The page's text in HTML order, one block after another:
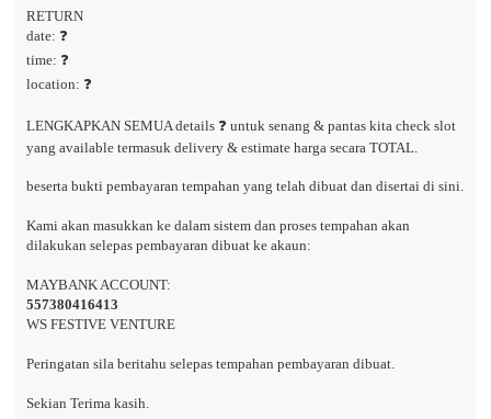
RETURN
date: ❓
time: ❓
location: ❓
LENGKAPKAN SEMUA details ❓ untuk senang & pantas kita check slot
yang available termasuk delivery & estimate harga secara TOTAL.
beserta bukti pembayaran tempahan yang telah dibuat dan disertai di sini.
Kami akan masukkan ke dalam sistem dan proses tempahan akan
dilakukan selepas pembayaran dibuat ke akaun:
MAYBANK ACCOUNT:
557380416413
WS FESTIVE VENTURE
Peringatan sila beritahu selepas tempahan pembayaran dibuat.
Sekian Terima kasih.